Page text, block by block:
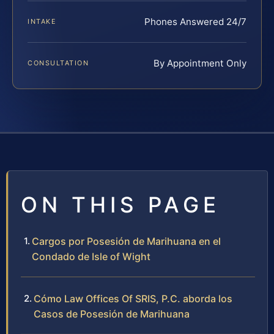
INTAKE Phones Answered 24/7
CONSULTATION By Appointment Only
ON THIS PAGE
Cargos por Posesión de Marihuana en el
Condado de Isle of Wight
Cómo Law Offices Of SRIS, P.C. aborda los
Casos de Posesión de Marihuana